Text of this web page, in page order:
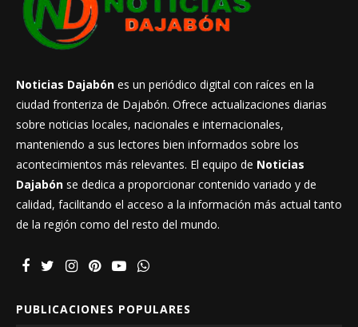
Noticias Dajabón es un periódico digital con raíces en la
ciudad fronteriza de Dajabón. Ofrece actualizaciones diarias
sobre noticias locales, nacionales e internacionales,
manteniendo a sus lectores bien informados sobre los
acontecimientos más relevantes. El equipo de Noticias
Dajabón se dedica a proporcionar contenido variado y de
calidad, facilitando el acceso a la información más actual tanto
de la región como del resto del mundo.
PUBLICACIONES POPULARES